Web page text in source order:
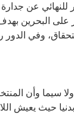
للنهائي عن
على البحرين
وفي
سيما وأن
حيث يعيش